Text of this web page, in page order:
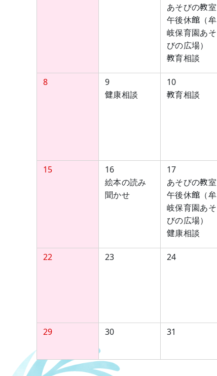
あそびの教室
午後休館（牟
岐保育園あそ
びの広場）
教育相談
8
9
健康相談
10
教育相談
15
16
絵本の読み
聞かせ
17
あそびの教室
午後休館（牟
岐保育園あそ
びの広場）
健康相談
22 23 24
29 30 31